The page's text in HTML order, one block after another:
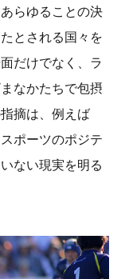
らゆることの決
とされる国々を
だけでなく、ラ
なかたちで包摂
摘は、例えば
ポーツのポジテ
ない現実を明る